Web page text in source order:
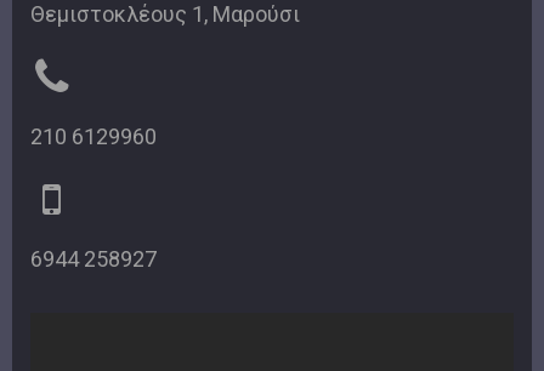
Θεμιστοκλέους 1, Μαρούσι
210 6129960
6944 258927